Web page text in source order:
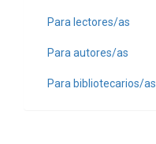
Para lectores/as
Para autores/as
Para bibliotecarios/as